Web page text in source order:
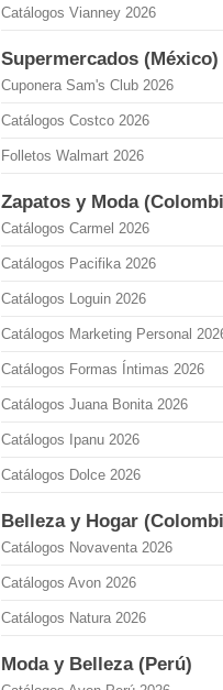
Catálogos Vianney 2026
Supermercados (México)
Cuponera Sam's Club 2026
Catálogos Costco 2026
Folletos Walmart 2026
Zapatos y Moda
Catálogos Carmel 2026
Catálogos Pacifika 2026
Catálogos Loguin 2026
Catálogos Marketing Personal
Catálogos Formas Íntimas 2026
Catálogos Juana Bonita 2026
Catálogos Ipanu 2026
Catálogos Dolce 2026
Belleza y Hogar
Catálogos Novaventa 2026
Catálogos Avon 2026
Catálogos Natura 2026
Moda y Belleza (Perú)